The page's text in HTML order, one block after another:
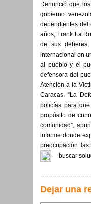
Denunció que
gobierno
dependientes del
años, Frank La
de sus
internacional en
al pueblo y el
defensora del
Atención a la
Caracas. “La
policías para
propósito de
comunidad”,
informe donde
preocupación
buscar
Dejar una